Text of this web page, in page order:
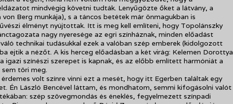
mindvégig követni tudták. Lenyűgözte őket a látvány, a
von Berg munkája), s a táncos betétek már önmagukban is
élményt nyújtottak. Itt is meg kell említeni, hogy Topolánszky
nagy nyeresége az egri színháznak, minden előadást
technikai tudásukkal ezek a valóban szép emberek (kidolgozott
ejtik a nézőt. A kis herceg előadásban a két virág: Kelemen Dorottya
igazi színészi szerepet is kapnak, és az előbb említett harmóniát a
töri meg.
volt színre vinni ezt a mesét, hogy itt Egerben találtak egy
Én László Bencével láttam, és mondhatom, semmi kifogásolni valót
szép szövegmondás és éneklés, fegyelmezett színpadi